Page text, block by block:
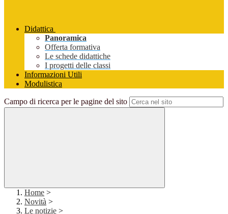
Didattica
Panoramica
Offerta formativa
Le schede didattiche
I progetti delle classi
Informazioni Utili
Modulistica
Campo di ricerca per le pagine del sito
Home >
Novità >
Le notizie >